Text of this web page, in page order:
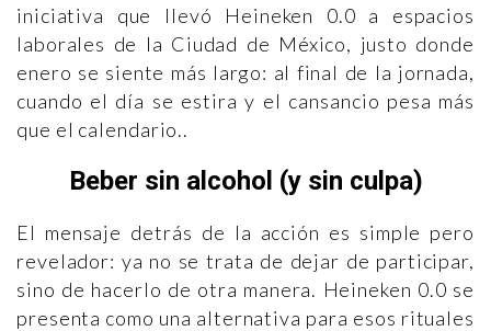
iniciativa que llevó Heineken 0.0 a espacios
laborales de la Ciudad de México, justo donde
enero se siente más largo: al final de la jornada,
cuando el día se estira y el cansancio pesa más
que el calendario..
Beber sin alcohol (y sin culpa)
El mensaje detrás de la acción es simple pero
revelador: ya no se trata de dejar de participar,
sino de hacerlo de otra manera. Heineken 0.0 se
presenta como una alternativa para esos rituales